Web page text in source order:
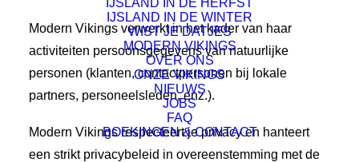
IJSLAND IN DE HERFST
IJSLAND IN DE WINTER
WIST JE DATJES
MODERN VIKINGS
OVER ONS
ONZE VIKINGS
NIEUWS
JOBS
FAQ
BOEKINGEN & CONTACT
Modern Vikings verwerkt in het kader van haar
activiteiten persoonsgegevens van natuurlijke
personen (klanten, contactpersonen bij lokale
partners, personeelsleden, enz.).
Modern Vikings respecteert je privacy en hanteert
een strikt privacybeleid in overeenstemming met de